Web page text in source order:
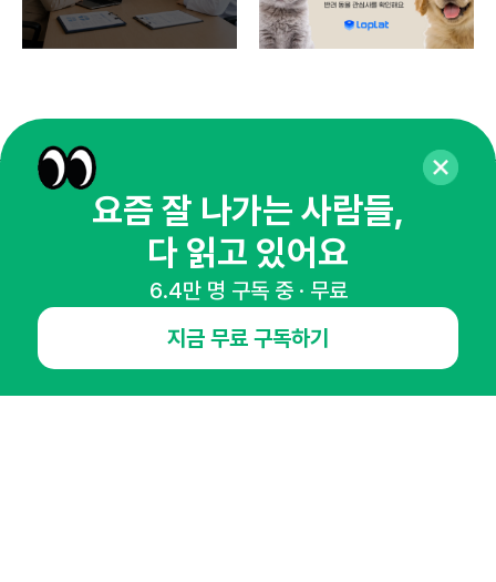
매주 화요일 아침,
마케팅 감각을 깨워 드릴게요!
65,043명의 마케터를 성장시키는 뉴스레터
뉴스레터 구독하기
요즘 잘 나가는 사람들,
다 읽고 있어요
6.4만 명 구독 중 · 무료
지금 무료 구독하기